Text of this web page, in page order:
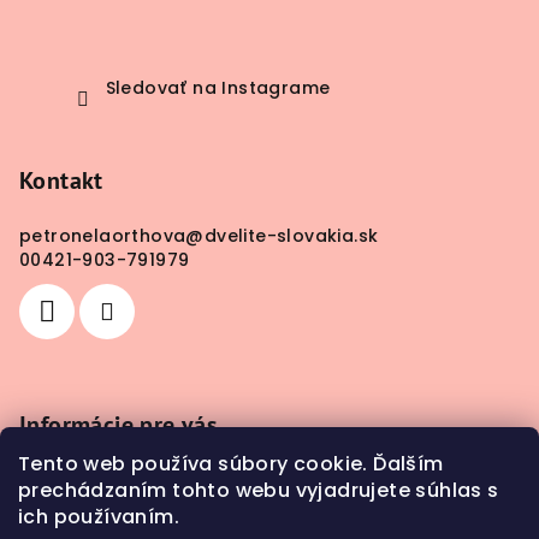
Tento web používa súbory cookie. Ďalším
prechádzaním tohto webu vyjadrujete súhlas s
ich používaním.
Sledovať na Instagrame
Kontakt
petronelaorthova@dvelite-slovakia.sk
00421-903-791979
Informácie pre vás
Obchodné podmienky
Doprava a platba